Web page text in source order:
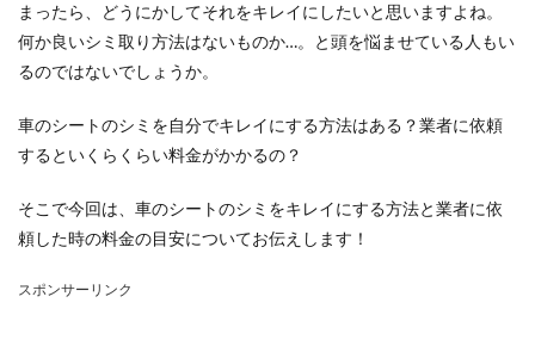
まったら、どうにかしてそれをキレイにしたいと思いますよね。
何か良いシミ取り方法はないものか…。と頭を悩ませている人もい
るのではないでしょうか。
車のシートのシミを自分でキレイにする方法はある？業者に依頼
するといくらくらい料金がかかるの？
そこで今回は、車のシートのシミをキレイにする方法と業者に依
頼した時の料金の目安についてお伝えします！
スポンサーリンク